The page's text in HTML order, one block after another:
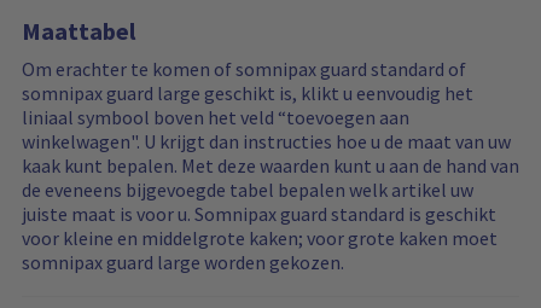
r
b
y
y
a
i
n
g
m
o
r
e
r
e
v
e
w
s
a
r
e
f
i
l
v
e
w
s
f
i
l
t
e
r
Maattabel
Om erachter te komen of somnipax guard standard of
somnipax guard large geschikt is, klikt u eenvoudig het
liniaal symbool boven het veld “toevoegen aan
winkelwagen". U krijgt dan instructies hoe u de maat van uw
kaak kunt bepalen. Met deze waarden kunt u aan de hand van
de eveneens bijgevoegde tabel bepalen welk artikel uw
juiste maat is voor u. Somnipax guard standard is geschikt
voor kleine en middelgrote kaken; voor grote kaken moet
somnipax guard large worden gekozen.